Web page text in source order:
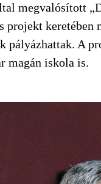
megvalósított
projekt
pályázhattak. A
magán iskola is.